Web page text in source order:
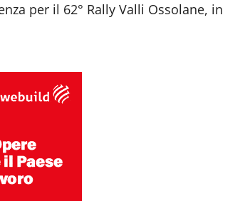
per il 62° Rally Valli Ossolane, in